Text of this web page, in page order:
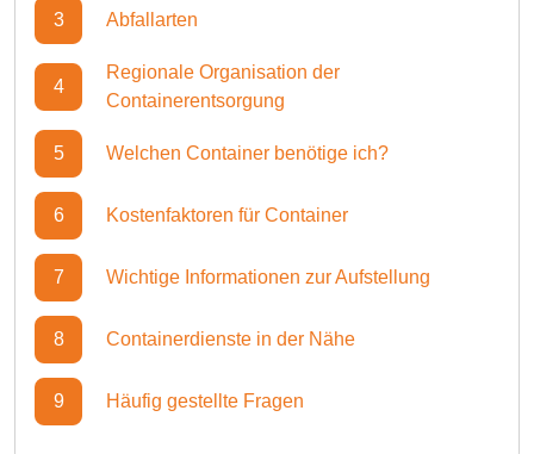
3 Abfallarten
4
Regionale Organisation der
Containerentsorgung
5 Welchen Container benötige ich?
6 Kostenfaktoren für Container
7 Wichtige Informationen zur Aufstellung
8 Containerdienste in der Nähe
9 Häufig gestellte Fragen